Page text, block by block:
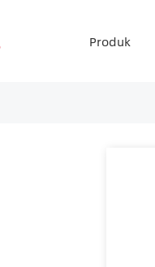
Produk